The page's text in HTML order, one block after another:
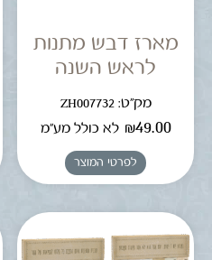
מארז דבש מתנות
לראש השנה
מק"ט: ZH007732
₪49.00 לא כולל מע"מ
לפרטי המוצר